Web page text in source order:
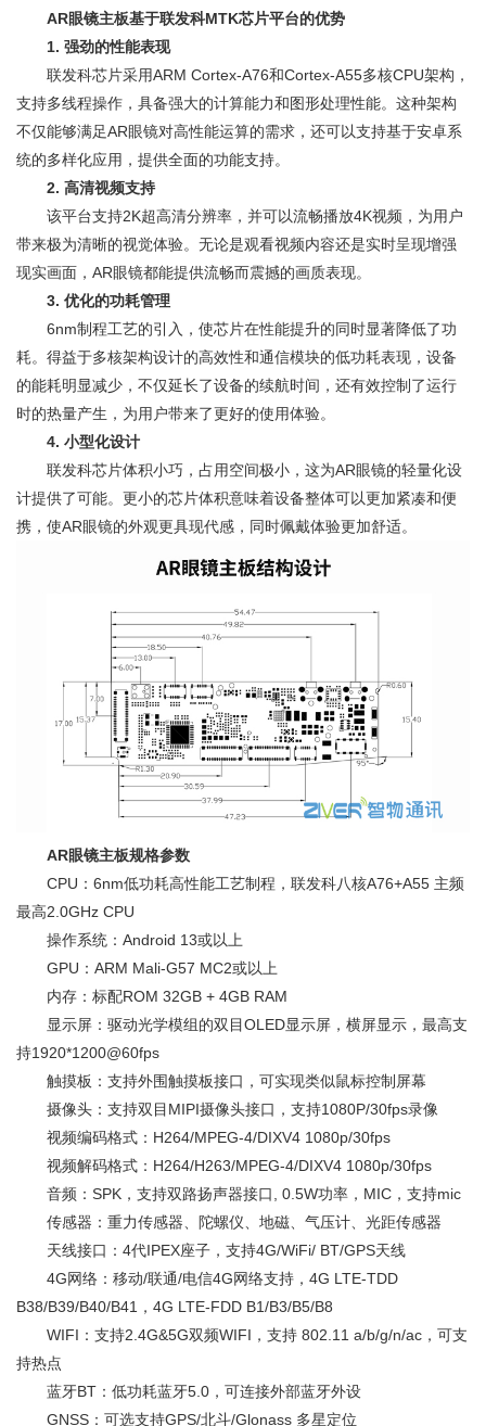
AR眼镜主板基于联发科MTK芯片平台的优势
1. 强劲的性能表现
联发科芯片采用ARM Cortex-A76和Cortex-A55多核CPU架构，
支持多线程操作，具备强大的计算能力和图形处理性能。这种架构
不仅能够满足AR眼镜对高性能运算的需求，还可以支持基于安卓系
统的多样化应用，提供全面的功能支持。
2. 高清视频支持
该平台支持2K超高清分辨率，并可以流畅播放4K视频，为用户
带来极为清晰的视觉体验。无论是观看视频内容还是实时呈现增强
现实画面，AR眼镜都能提供流畅而震撼的画质表现。
3. 优化的功耗管理
6nm制程工艺的引入，使芯片在性能提升的同时显著降低了功
耗。得益于多核架构设计的高效性和通信模块的低功耗表现，设备
的能耗明显减少，不仅延长了设备的续航时间，还有效控制了运行
时的热量产生，为用户带来了更好的使用体验。
4. 小型化设计
联发科芯片体积小巧，占用空间极小，这为AR眼镜的轻量化设
计提供了可能。更小的芯片体积意味着设备整体可以更加紧凑和便
携，使AR眼镜的外观更具现代感，同时佩戴体验更加舒适。
AR眼镜主板规格参数
CPU：6nm低功耗高性能工艺制程，联发科八核A76+A55 主频
最高2.0GHz CPU
操作系统：Android 13或以上
GPU：ARM Mali-G57 MC2或以上
内存：标配ROM 32GB + 4GB RAM
显示屏：驱动光学模组的双目OLED显示屏，横屏显示，最高支
持1920*1200@60fps
触摸板：支持外围触摸板接口，可实现类似鼠标控制屏幕
摄像头：支持双目MIPI摄像头接口，支持1080P/30fps录像
视频编码格式：H264/MPEG-4/DIXV4 1080p/30fps
视频解码格式：H264/H263/MPEG-4/DIXV4 1080p/30fps
音频：SPK，支持双路扬声器接口, 0.5W功率，MIC，支持mic
传感器：重力传感器、陀螺仪、地磁、气压计、光距传感器
天线接口：4代IPEX座子，支持4G/WiFi/ BT/GPS天线
4G网络：移动/联通/电信4G网络支持，4G LTE-TDD
B38/B39/B40/B41，4G LTE-FDD B1/B3/B5/B8
WIFI：支持2.4G&5G双频WIFI，支持 802.11 a/b/g/n/ac，可支
持热点
蓝牙BT：低功耗蓝牙5.0，可连接外部蓝牙外设
GNSS：可选支持GPS/北斗/Glonass 多星定位